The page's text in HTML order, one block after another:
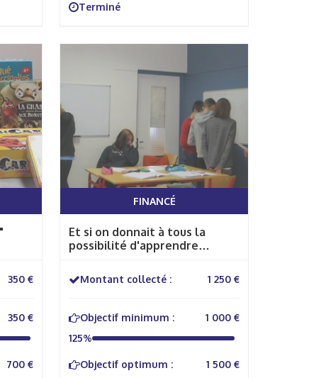
Terminé
350 €
350 €
700 €
FINANCÉ
Et si on donnait à tous la
possibilité d'apprendre
Montant collecté : 1 250 €
Objectif minimum :
1 000 €
125%
Objectif optimum :
1 500 €